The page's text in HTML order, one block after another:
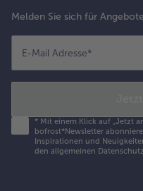
Melden Sie sich für
E-Mail Adresse*
* Mit einem Klick auf „Jetzt
bofrost*Newsletter
Inspirationen und
den allgemeinen